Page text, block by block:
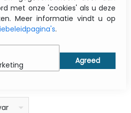
hoog
laag
A - Z
Z - A
met onze 'cookies' als u deze
Meer informatie vindt u op
.